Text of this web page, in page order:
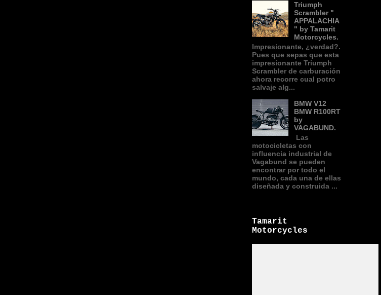
Triumph
Scrambler "
APPALACHIA
" by Tamarit
Motorcycles.
Impresionante, ¿verdad?.
Pues que sepas que esta
impresionante Triumph
Scrambler de carburación
ahora recorre cual potro
salvaje alg...
BMW V12
BMW R100RT
by
VAGABUND.
Las
motocicletas con
influencia industrial de
Vagabund se pueden
encontrar por todo el
mundo, cada una de ellas
diseñada y construida ...
Tamarit
Motorcycles